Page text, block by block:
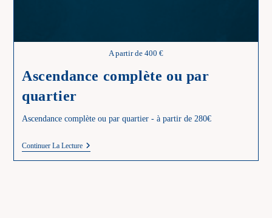
A partir de 400 €
Ascendance complète ou par
quartier
Ascendance complète ou par quartier - à partir de 280€
Continuer La LectureAscendance